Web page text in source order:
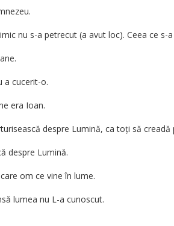
nu s-a petrecut (a avut loc). Ceea ce s-
a cucerit-o.
era Ioan.
despre Lumină, ca toți să creadă
despre ­Lumină.
om ce vine în lume.
lumea nu L-a cunoscut.